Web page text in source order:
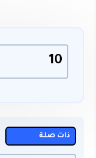
10
ذات صلة